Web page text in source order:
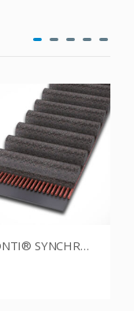
CONTI® SYNCHROBELT 80XL031